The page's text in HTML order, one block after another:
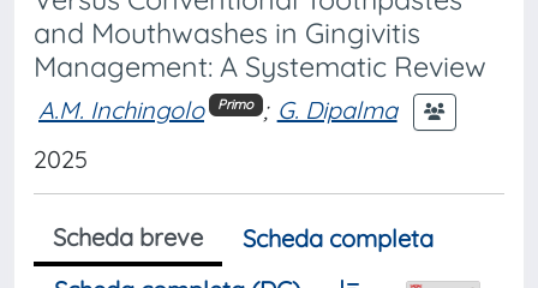
and Mouthwashes in Gingivitis
Management: A Systematic Review
A.M. Inchingolo Primo ; G. Dipalma
2025
Scheda breve
Scheda completa